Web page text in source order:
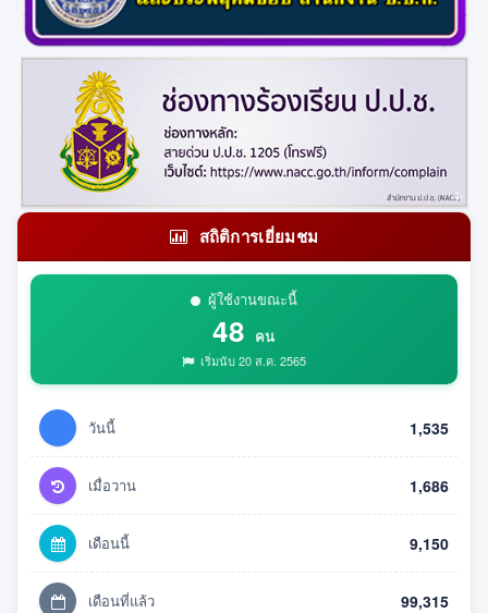
สถิติการเยี่ยมชม
ผู้ใช้งานขณะนี้
48 คน
เริ่มนับ 20 ส.ค. 2565
วันนี้ 1,535
เมื่อวาน 1,686
เดือนนี้ 9,150
เดือนที่แล้ว 99,315